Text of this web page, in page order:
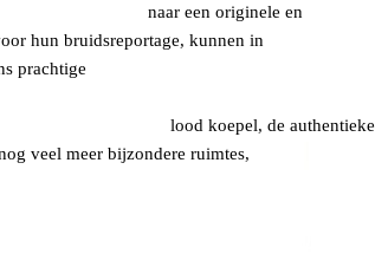
een originele en
kunnen in
Ons prachtige
klaslokaal,
de authentieke
ruimtes,
prachtige